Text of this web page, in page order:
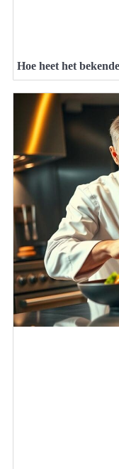
Hoe heet het